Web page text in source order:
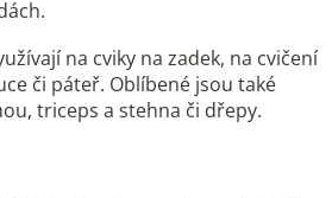
na cviky na zadek, na cvičení
či páteř. Oblíbené jsou také
triceps a stehna či dřepy.